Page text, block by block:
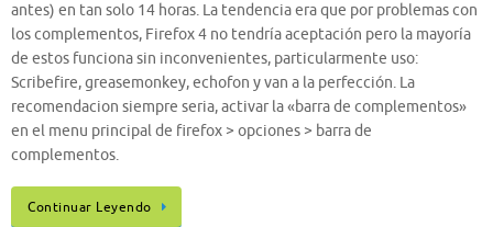
antes) en tan solo 14 horas. La tendencia era que por problemas con
los complementos, Firefox 4 no tendría aceptación pero la mayoría
de estos funciona sin inconvenientes, particularmente uso:
Scribefire, greasemonkey, echofon y van a la perfección. La
recomendacion siempre seria, activar la «barra de complementos»
en el menu principal de firefox > opciones > barra de
complementos.
Continuar Leyendo